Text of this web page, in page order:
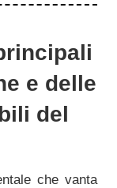
e delle
del
che vanta